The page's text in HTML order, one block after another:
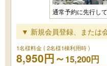
通常予約に先行し
▼ 新規会員登録、または
1名様料金( 2名様1棟利用時 )
8,950円～15,200円